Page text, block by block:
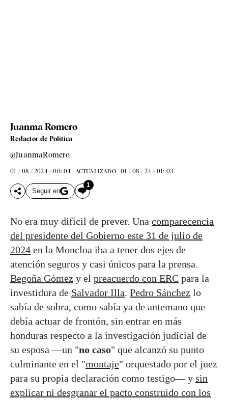
Juanma Romero
Redactor de Política
@JuanmaRomero
01 / 08 / 2024 - 00: 04 ACTUALIZADO 01 / 08 / 24 - 01: 03
Seguir en
1
No era muy difícil de prever. Una comparecencia
del presidente del Gobierno este 31 de julio de
2024 en la Moncloa iba a tener dos ejes de
atención seguros y casi únicos para la prensa.
Begoña Gómez y el preacuerdo con ERC para la
investidura de Salvador Illa. Pedro Sánchez lo
sabía de sobra, como sabía ya de antemano que
debía actuar de frontón, sin entrar en más
honduras respecto a la investigación judicial de
su esposa —un "no caso" que alcanzó su punto
culminante en el "montaje" orquestado por el juez
para su propia declaración como testigo— y sin
explicar ni desgranar el pacto construido con los